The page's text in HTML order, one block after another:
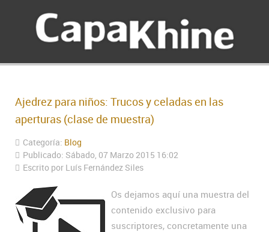
Ajedrez para niños: Trucos y celadas en las
aperturas (clase de muestra)
Categoría: Blog
Publicado: Sábado, 07 Marzo 2015 16:02
Escrito por Luís Fernández Siles
Os dejamos aquí una muestra del
contenido exclusivo para
suscriptores, concretamente una